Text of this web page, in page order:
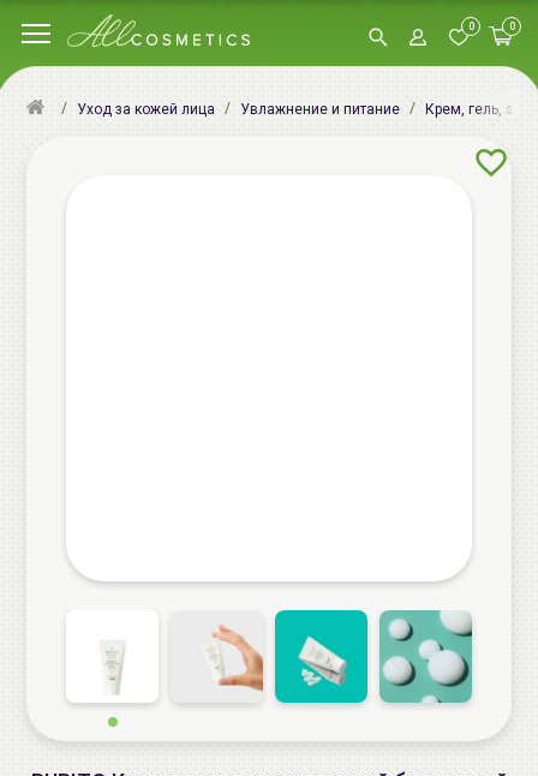
0 0
Уход за кожей лица Увлажнение и питание Крем, гель,